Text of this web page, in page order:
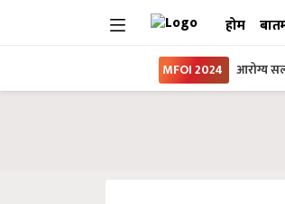
होम
MFOI 2024 आरोग्य